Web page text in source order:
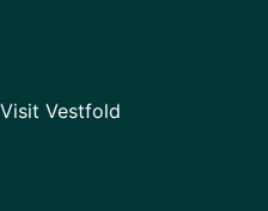
Visit Vestfold